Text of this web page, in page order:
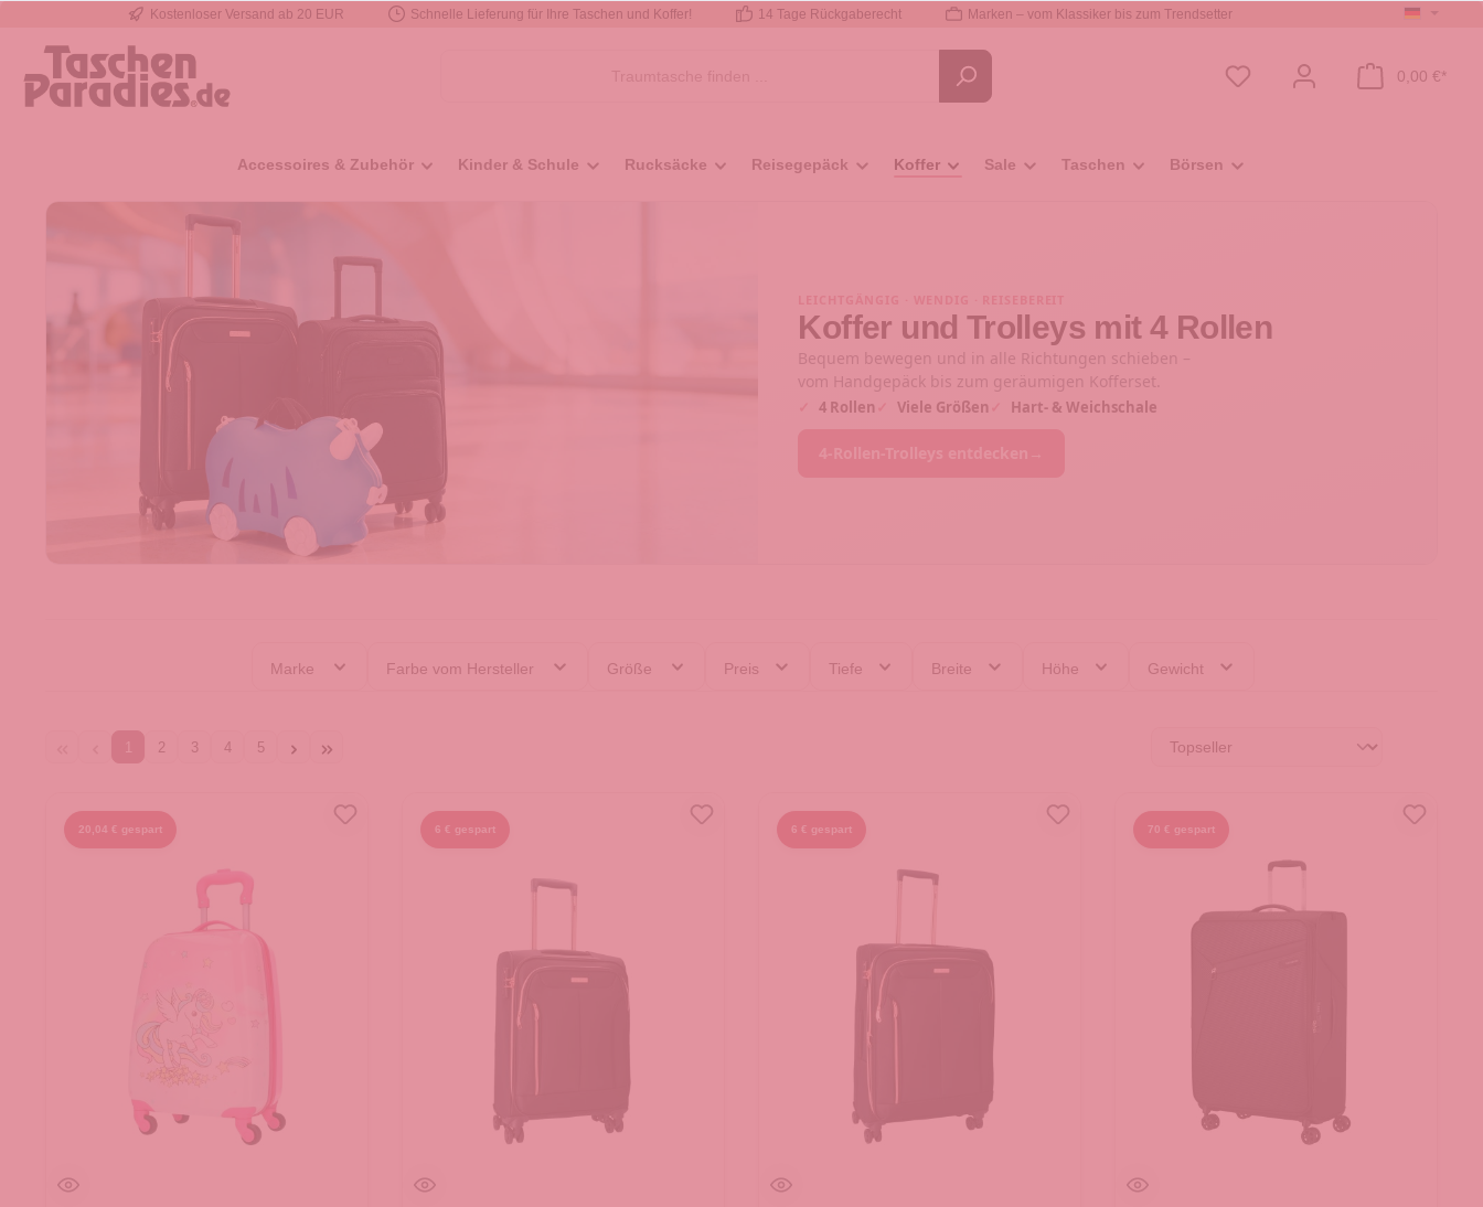
Zur Hauptnavigation springen
Kostenloser Versand ab 20 EUR Schnelle Lieferung für Ihre Taschen und Koffer! 14 Tage Rückgaberecht Marken – vom Klassiker bis zum Trendsetter
0,00 €*
Accessoires & Zubehör Kinder & Schule Rucksäcke Reisegepäck Koffer Sale Taschen Börsen
Koffer und Trolleys mit 4 Rollen
Bequem bewegen und in alle Richtungen schieben –
vom Handgepäck bis zum geräumigen Kofferset.
4 Rollen Viele Größen Hart- & Weichschale
Marke Farbe vom Hersteller Größe Preis Tiefe Breite Höhe Gewicht
1 2 3 4 5
20,04 € gespart 6 € gespart 6 € gespart 70 € gespart